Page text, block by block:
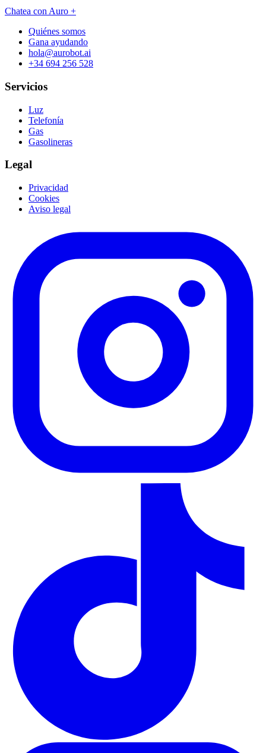
Chatea con Auro +
Quiénes somos
Gana ayudando
hola@aurobot.ai
+34 694 256 528
Servicios
Luz
Telefonía
Gas
Gasolineras
Legal
Privacidad
Cookies
Aviso legal